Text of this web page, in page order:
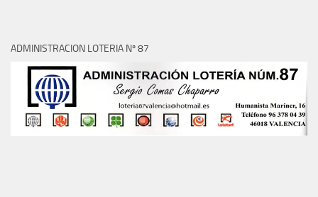
ADMINISTRACION LOTERIA Nº 87